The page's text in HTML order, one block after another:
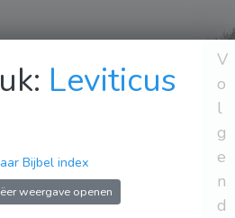
Leviticus
Bijbel index
weergave openen
V
o
l
g
e
n
d